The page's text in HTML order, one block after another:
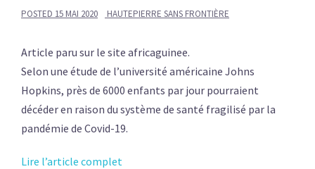
POSTED 15 MAI 2020 HAUTEPIERRE SANS FRONTIÈRE
Article paru sur le site africaguinee.
Selon une étude de l’université américaine Johns
Hopkins, près de 6000 enfants par jour pourraient
décéder en raison du système de santé fragilisé par la
pandémie de Covid-19.
Lire l’article complet